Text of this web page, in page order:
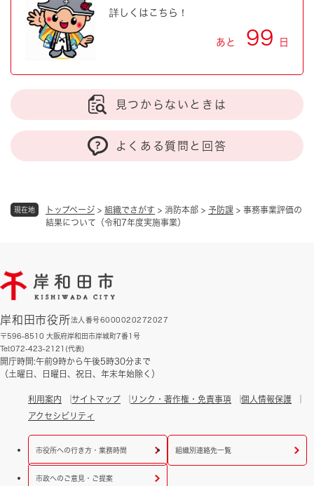
現在地 トップページ > 組織でさがす > 消防本部 > 予防課 > 事務事業評価の
結果について（令和7年度実施事業）
詳しくはこちら！
あと 99 日
見つからないときは
よくある質問と回答
岸和田市役所法人番号6000020272027
〒596-8510 大阪府岸和田市岸城町7番1号
Tel:072-423-2121(代表)
開庁時間:午前9時から午後5時30分まで
（土曜日、日曜日、祝日、年末年始除く）
利用案内 サイトマップ リンク・著作権・免責事項
個人情報保護
アクセシビリティ
市役所への行き方・業務時間 組織別連絡先一覧
市政へのご意見・ご提案